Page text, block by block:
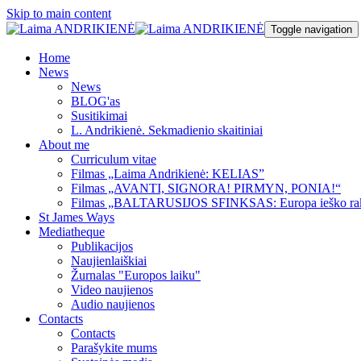
Skip to main content
Toggle navigation
Home
News
News
BLOG'as
Susitikimai
L. Andrikienė. Sekmadienio skaitiniai
About me
Curriculum vitae
Filmas „Laima Andrikienė: KELIAS”
Filmas „AVANTI, SIGNORA! PIRMYN, PONIA!“
Filmas „BALTARUSIJOS SFINKSAS: Europa ieško
St James Ways
Mediatheque
Publikacijos
Naujienlaiškiai
Žurnalas "Europos laiku"
Video naujienos
Audio naujienos
Contacts
Contacts
Parašykite mums